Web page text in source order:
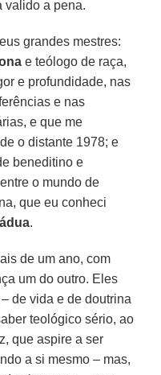
valido a pena.
grandes mestres:
e teólogo de raça,
e profundidade, nas
e nas
e que me
o distante 1978; e
beneditino e
o mundo de
que eu conheci
.
de um ano, com
um do outro. Eles
de vida e de doutrina
teológico sério, ao
que aspire a ser
a si mesmo – mas,